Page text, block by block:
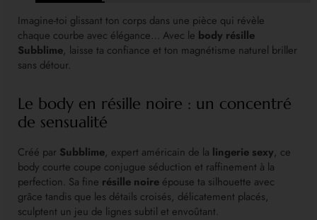
Imagine-toi glissant ton corps dans une pièce qui révèle
chaque courbe avec élégance… Avec le body résille
Subblime, laisse ta confiance et ton magnétisme naturel briller
sans détour.
Le body en résille noire : un concentré
de sensualité
Créé par Subblime, expert américain de la lingerie sexy, ce
body courte coupe conjugue séduction et raffinement à la
perfection. Sa fine résille noire épouse ta silhouette avec
grâce tandis que les détails croisés, délicatement placés,
sculptent un jeu de lignes subtil et envoûtant.